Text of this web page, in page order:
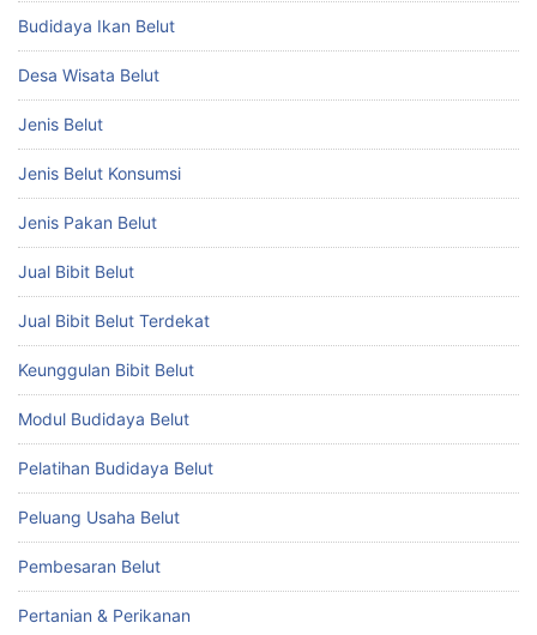
Budidaya Ikan Belut
Desa Wisata Belut
Jenis Belut
Jenis Belut Konsumsi
Jenis Pakan Belut
Jual Bibit Belut
Jual Bibit Belut Terdekat
Keunggulan Bibit Belut
Modul Budidaya Belut
Pelatihan Budidaya Belut
Peluang Usaha Belut
Pembesaran Belut
Pertanian & Perikanan